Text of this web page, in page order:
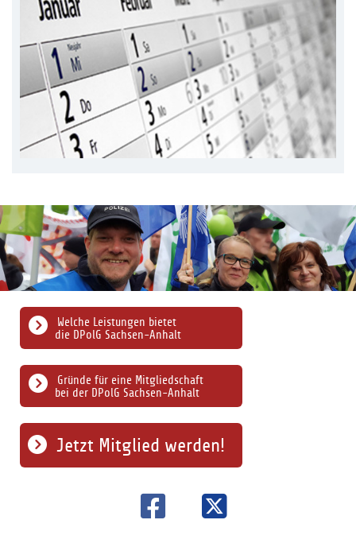
Gründe für eine Mitgliedschaft
bei der DPolG Sachsen-Anhalt
Welche Leistungen bietet
die DPolG Sachsen-Anhalt
Jetzt Mitglied werden!